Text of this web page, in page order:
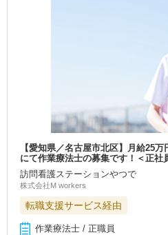
【愛知県／名古屋市北区】月給25
にて作業療法士の募集です！＜正社
訪問看護ステーションやつで
株式会社M workers
転職支援サービス経由
作業療法士 / 正職員